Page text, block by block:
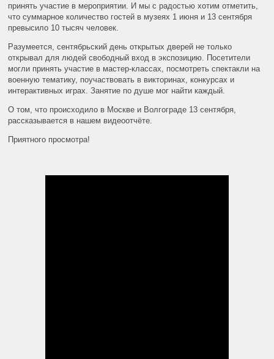
принять участие в мероприятии. И мы с радостью хотим отметить,
что суммарное количество гостей в музеях 1 июня и 13 сентября
превысило 10 тысяч человек.
Разумеется, сентябрьский день открытых дверей не только
открывал для людей свободный вход в экспозицию. Посетители
могли принять участие в мастер-классах, посмотреть спектакли на
военную тематику, поучаствовать в викторинах, конкурсах и
интерактивных играх. Занятие по душе мог найти каждый.
О том, что происходило в Москве и Волгограде 13 сентября,
рассказывается в нашем видеоотчёте.
Приятного просмотра!